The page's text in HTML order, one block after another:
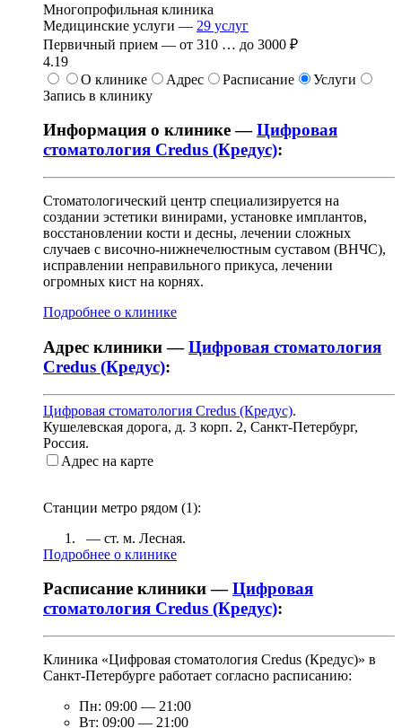
Многопрофильная клиника
Медицинские услуги — 29 услуг
Первичный прием — от 310 … до 3000 ₽
4.19
О клинике
Адрес Расписание
Услуги
Запись в клинику
Информация о клинике —Цифровая
стоматология Credus (Кредус):
Стоматологический центр специализируется на
создании эстетики винирами, установке имплантов,
восстановлении кости и десны, лечении сложных
случаев с височно-нижнечелюстным суставом (ВНЧС),
исправлении неправильного прикуса, лечении
огромных кист на корнях.
Подробнее о клинике
Адрес клиники —Цифровая стоматология
Credus (Кредус):
Цифровая стоматология Credus (Кредус).
Кушелевская дорога, д. 3 корп. 2, Санкт-Петербург,
Россия.
Адрес на карте
Станции метро рядом (1):
— ст. м. Лесная.
Подробнее о клинике
Расписание клиники —Цифровая
стоматология Credus (Кредус):
Клиника «Цифровая стоматология Credus (Кредус)» в
Санкт-Петербурге работает согласно расписанию:
Пн: 09:00 — 21:00
Вт: 09:00 — 21:00